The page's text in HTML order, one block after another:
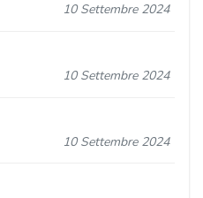
10 Settembre 2024
10 Settembre 2024
10 Settembre 2024